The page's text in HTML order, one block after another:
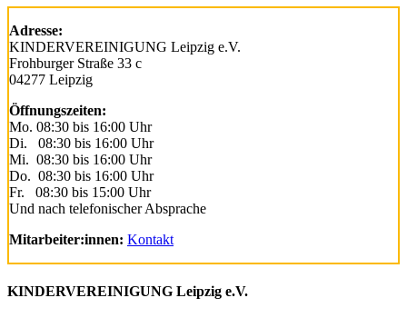
Adresse:
KINDERVEREINIGUNG Leipzig e.V.
Frohburger Straße 33 c
04277 Leipzig
Öffnungszeiten:
Mo. 08:30 bis 16:00 Uhr
Di. 08:30 bis 16:00 Uhr
Mi. 08:30 bis 16:00 Uhr
Do. 08:30 bis 16:00 Uhr
Fr. 08:30 bis 15:00 Uhr
Und nach telefonischer Absprache
Mitarbeiter:innen: Kontakt
KINDERVEREINIGUNG Leipzig e.V.